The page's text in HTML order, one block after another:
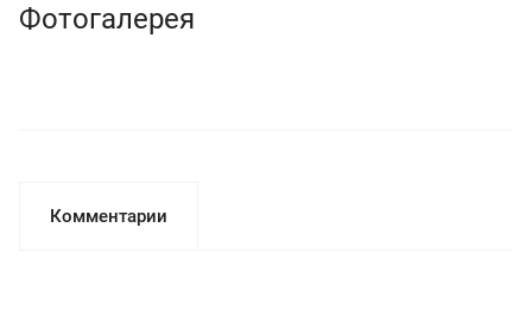
Фотогалерея
Комментарии